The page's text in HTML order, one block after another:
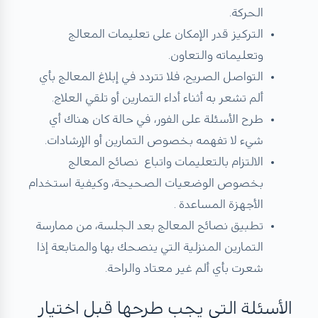
الحركة.
التركيز قدر الإمكان على تعليمات المعالج
وتعليماته والتعاون.
التواصل الصريح، فلا تتردد في إبلاغ المعالج بأي
ألم تشعر به أثناء أداء التمارين أو تلقي العلاج.
طرح الأسئلة على الفور، في حالة كان هناك أي
شيء لا تفهمه بخصوص التمارين أو الإرشادات.
الالتزام بالتعليمات واتباع نصائح المعالج
بخصوص الوضعيات الصحيحة، وكيفية استخدام
الأجهزة المساعدة .
تطبيق نصائح المعالج بعد الجلسة، من ممارسة
التمارين المنزلية التي ينصحك بها والمتابعة إذا
شعرت بأي ألم غير معتاد والراحة.
الأسئلة التي يجب طرحها قبل اختيار